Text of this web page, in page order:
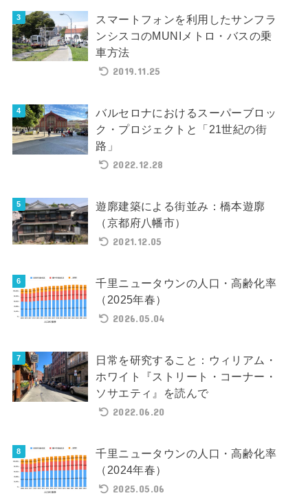
スマートフォンを利用したサンフラ
ンシスコのMUNIメトロ・バスの乗
車方法
2019.11.25
バルセロナにおけるスーパーブロッ
ク・プロジェクトと「21世紀の街
路」
2022.12.28
遊廓建築による街並み：橋本遊廓
（京都府八幡市）
2021.12.05
千里ニュータウンの人口・高齢化率
（2025年春）
2026.05.04
日常を研究すること：ウィリアム・
ホワイト『ストリート・コーナー・
ソサエティ』を読んで
2022.06.20
千里ニュータウンの人口・高齢化率
（2024年春）
2025.05.06